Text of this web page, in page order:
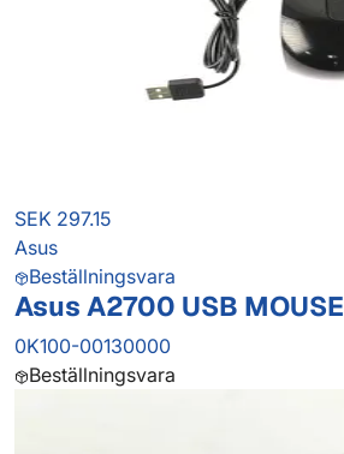
SEK 297.15
Asus
Beställningsvara
Asus A2700 USB MOUSE
0K100-00130000
Beställningsvara